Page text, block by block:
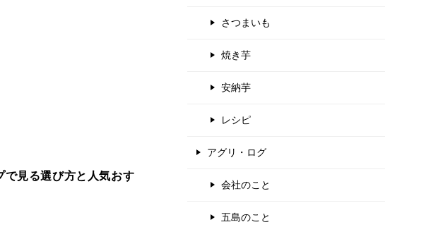
で見る選び方と人気おす
さつまいも
焼き芋
安納芋
レシピ
アグリ・ログ
会社のこと
五島のこと